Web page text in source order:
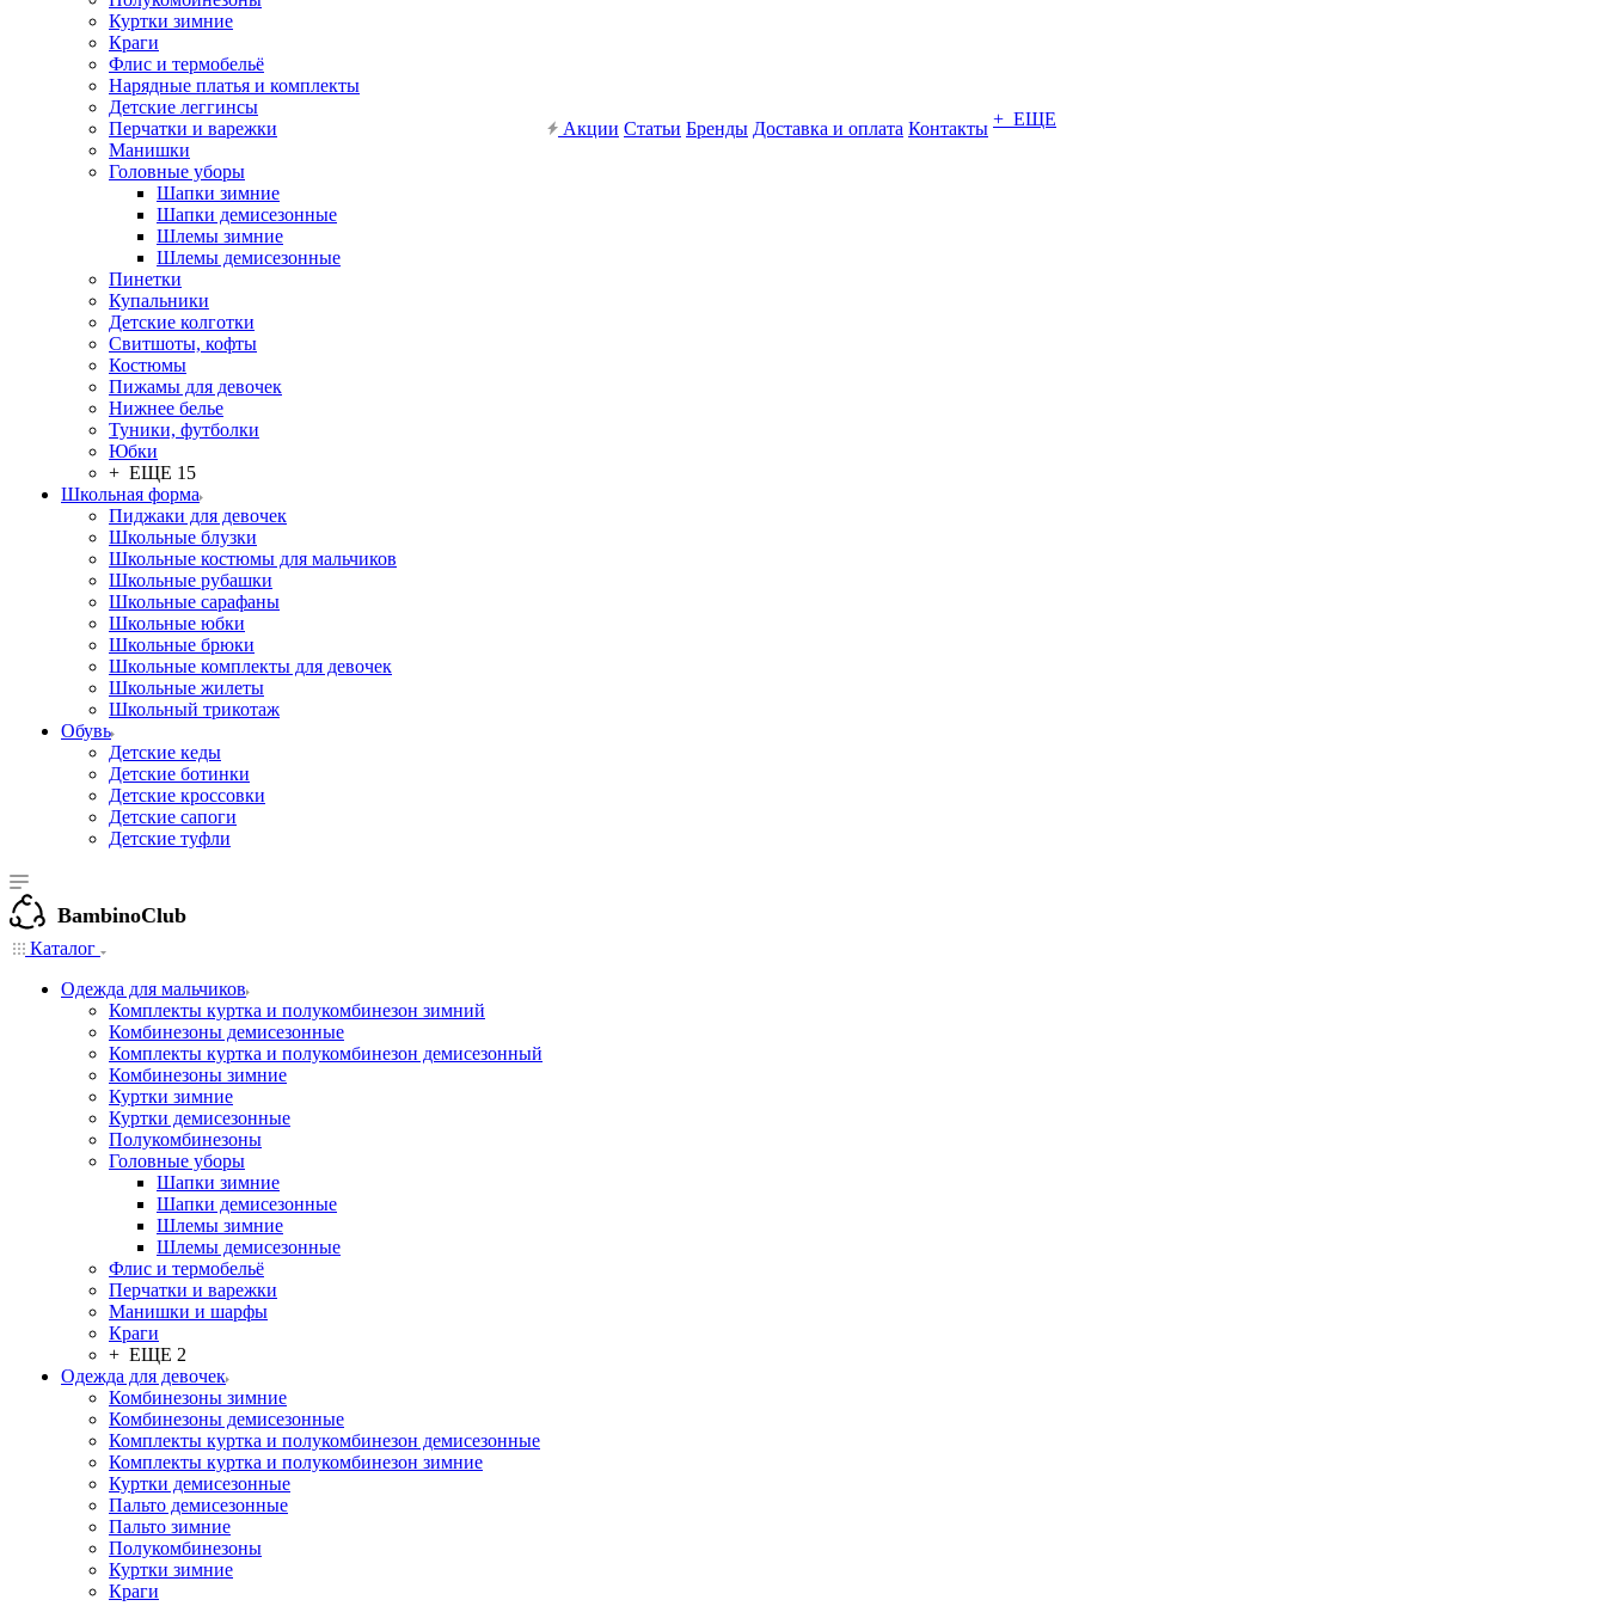
Куртки зимние
Краги
Флис и термобельё
Нарядные платья и комплекты
Детские леггинсы
Перчатки и варежки
Манишки
Головные уборы
Шапки зимние
Шапки демисезонные
Шлемы зимние
Шлемы демисезонные
Пинетки
Купальники
Детские колготки
Свитшоты, кофты
Костюмы
Пижамы для девочек
Нижнее белье
Туники, футболки
Юбки
+ ЕЩЕ 15
Школьная форма
Пиджаки для девочек
Школьные блузки
Школьные костюмы для мальчиков
Школьные рубашки
Школьные сарафаны
Школьные юбки
Школьные брюки
Школьные комплекты для девочек
Школьные жилеты
Школьный трикотаж
Обувь
Детские кеды
Детские ботинки
Детские кроссовки
Детские сапоги
Детские туфли
Акции Статьи Бренды Доставка и оплата Контакты + ЕЩЕ
BambinoClub
Каталог
Одежда для мальчиков
Комплекты куртка и полукомбинезон зимний
Комбинезоны демисезонные
Комплекты куртка и полукомбинезон демисезонный
Комбинезоны зимние
Куртки зимние
Куртки демисезонные
Полукомбинезоны
Головные уборы
Шапки зимние
Шапки демисезонные
Шлемы зимние
Шлемы демисезонные
Флис и термобельё
Перчатки и варежки
Манишки и шарфы
Краги
+ ЕЩЕ 2
Одежда для девочек
Комбинезоны зимние
Комбинезоны демисезонные
Комплекты куртка и полукомбинезон демисезонные
Комплекты куртка и полукомбинезон зимние
Куртки демисезонные
Пальто демисезонные
Пальто зимние
Полукомбинезоны
Куртки зимние
Краги